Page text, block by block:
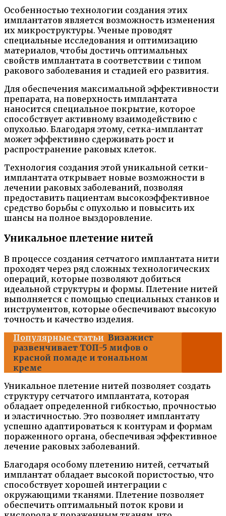
Особенностью технологии создания этих
имплантатов является возможность изменения
их микроструктуры. Ученые проводят
специальные исследования и оптимизацию
материалов, чтобы достичь оптимальных
свойств имплантата в соответствии с типом
ракового заболевания и стадией его развития.
Для обеспечения максимальной эффективности
препарата, на поверхность имплантата
наносится специальное покрытие, которое
способствует активному взаимодействию с
опухолью. Благодаря этому, сетка-имплантат
может эффективно сдерживать рост и
распространение раковых клеток.
Технология создания этой уникальной сетки-
имплантата открывает новые возможности в
лечении раковых заболеваний, позволяя
предоставить пациентам высокоэффективное
средство борьбы с опухолью и повысить их
шансы на полное выздоровление.
Уникальное плетение нитей
В процессе создания сетчатого имплантата нити
проходят через ряд сложных технологических
операций, которые позволяют добиться
идеальной структуры и формы. Плетение нитей
выполняется с помощью специальных станков и
инструментов, которые обеспечивают высокую
точность и качество изделия.
Популярные статьи Визажист
развенчивает ТОП-5 мифов о
красной помаде и тональном
креме
Уникальное плетение нитей позволяет создать
структуру сетчатого имплантата, которая
обладает определенной гибкостью, прочностью
и эластичностью. Это позволяет имплантату
успешно адаптироваться к контурам и формам
пораженного органа, обеспечивая эффективное
лечение раковых заболеваний.
Благодаря особому плетению нитей, сетчатый
имплантат обладает высокой пористостью, что
способствует хорошей интеграции с
окружающими тканями. Плетение позволяет
обеспечить оптимальный поток крови и